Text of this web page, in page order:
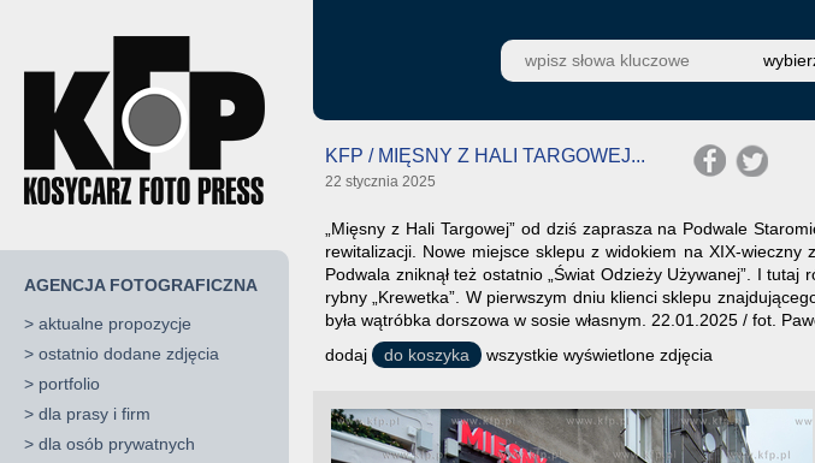
AGENCJA FOTOGRAFICZNA
> aktualne propozycje
> ostatnio dodane zdjęcia
> portfolio
> dla prasy i firm
> dla osób prywatnych
KFP / MIĘSNY Z HALI TARGOWEJ...
22 stycznia 2025
„Mięsny z Hali Targowej” od dziś zaprasza na Podwale
rewitalizacji. Nowe miejsce sklepu z widokiem na XIX-
Podwala zniknął też ostatnio „Świat Odzieży Używanej”. I
rybny „Krewetka”. W pierwszym dniu klienci sklepu
była wątróbka dorszowa w sosie własnym. 22.01.2025 / fot.
dodaj
do koszyka wszystkie wyświetlone zdjęcia